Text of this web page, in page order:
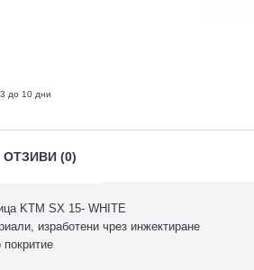
3 до 10 дни
ОТЗИВИ (0)
KTM SX 15- WHITE
изработени чрез инжектиране